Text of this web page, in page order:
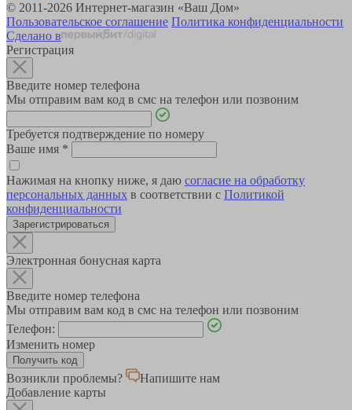
© 2011-2026 Интернет-магазин «Ваш Дом»
Пользовательское соглашение Политика конфиденциальности
Сделано в
Регистрация
Введите номер телефона
Мы отправим вам код в смс на телефон или позвоним
Требуется подтверждение по номеру
Ваше имя *
Нажимая на кнопку ниже, я даю согласие на обработку
персональных данных в соответствии с Политикой
конфиденциальности
Зарегистрироваться
Электронная бонусная карта
Введите номер телефона
Мы отправим вам код в смс на телефон или позвоним
Телефон:
Изменить номер
Возникли проблемы?
Напишите нам
Добавление карты